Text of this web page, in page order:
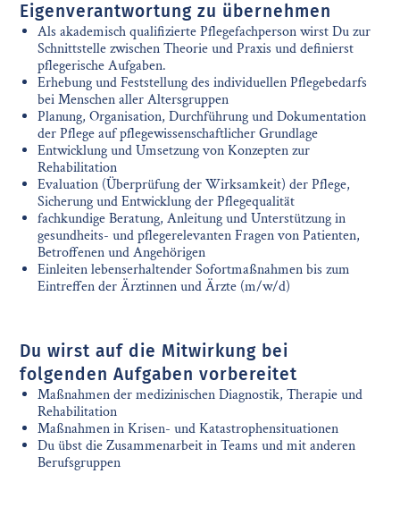
Eigenverantwortung zu übernehmen
Als akademisch qualifizierte Pflegefachperson wirst Du zur
Schnittstelle zwischen Theorie und Praxis und definierst
pflegerische Aufgaben.
Erhebung und Feststellung des individuellen Pflegebedarfs
bei Menschen aller Altersgruppen
Planung, Organisation, Durchführung und Dokumentation
der Pflege auf pflegewissenschaftlicher Grundlage
Entwicklung und Umsetzung von Konzepten zur
Rehabilitation
Evaluation (Überprüfung der Wirksamkeit) der Pflege,
Sicherung und Entwicklung der Pflegequalität
fachkundige Beratung, Anleitung und Unterstützung in
gesundheits- und pflegerelevanten Fragen von Patienten,
Betroffenen und Angehörigen
Einleiten lebenserhaltender Sofortmaßnahmen bis zum
Eintreffen der Ärztinnen und Ärzte (m/w/d)
Du wirst auf die Mitwirkung bei
folgenden Aufgaben vorbereitet
Maßnahmen der medizinischen Diagnostik, Therapie und
Rehabilitation
Maßnahmen in Krisen- und Katastrophensituationen
Du übst die Zusammenarbeit in Teams und mit anderen
Berufsgruppen